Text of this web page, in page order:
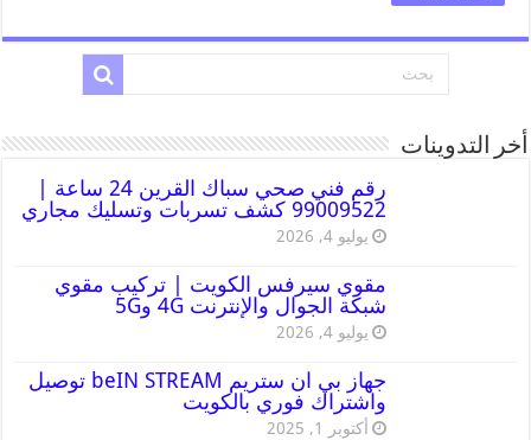
أخر التدوينات
رقم فني صحي سباك القرين 24 ساعة |
99009522 كشف تسربات وتسليك مجاري
يوليو 4, 2026
مقوي سيرفس الكويت | تركيب مقوي
شبكة الجوال والإنترنت 4G و5G
يوليو 4, 2026
جهاز بي ان ستريم beIN STREAM توصيل
واشتراك فوري بالكويت
أكتوبر 1, 2025